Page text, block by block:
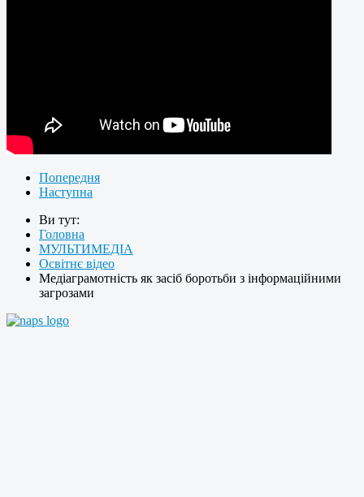
Попередня
Наступна
Ви тут:
Головна
МУЛЬТИМЕДІА
Освітнє відео
Медіаграмотність як засіб боротьби з інформаційними
загрозами